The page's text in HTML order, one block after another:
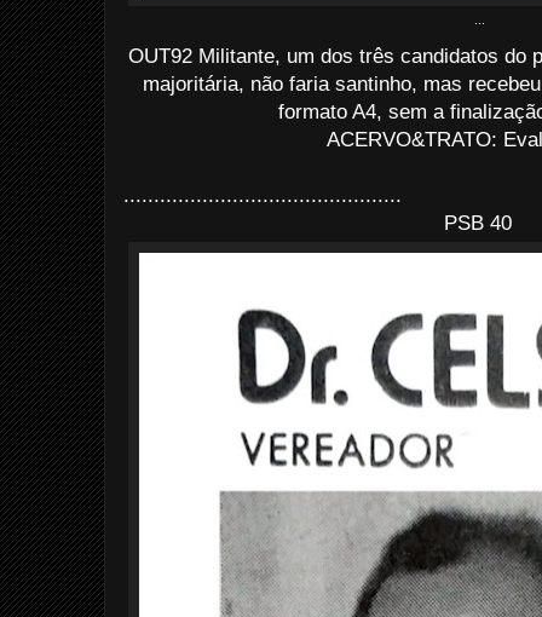
OUT92 Militante, um dos três candidatos do
majoritária, não faria santinho, mas
formato A4, sem a
ACERVO&TRATO:
..............................................
PSB 40